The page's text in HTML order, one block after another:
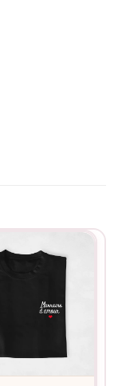
notre
en machine
française
années.